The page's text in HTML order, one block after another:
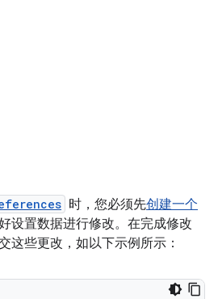
时，您必须先创建一个
设置数据进行修改。在完成修改
这些更改，如以下示例所示：